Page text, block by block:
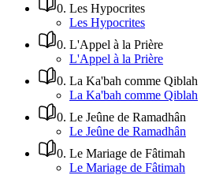
0. Les Hypocrites
Les Hypocrites
0. L'Appel à la Prière
L'Appel à la Prière
0. La Ka'bah comme Qiblah
La Ka'bah comme Qiblah
0. Le Jeûne de Ramadhân
Le Jeûne de Ramadhân
0. Le Mariage de Fâtimah
Le Mariage de Fâtimah